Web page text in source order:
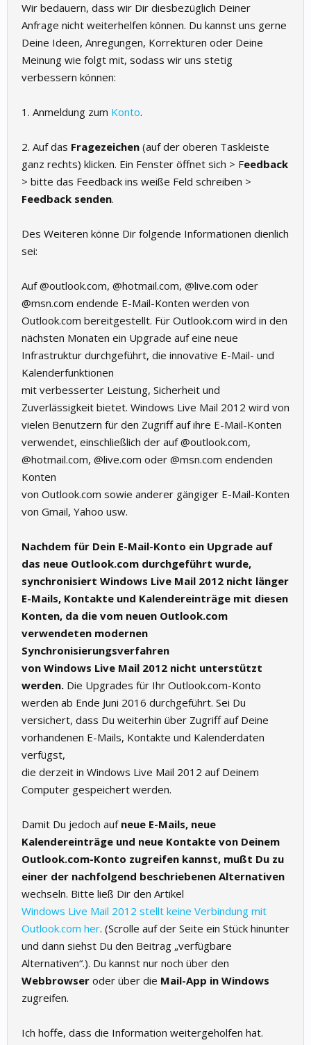
Wir bedauern, dass wir Dir diesbezüglich Deiner
Anfrage nicht weiterhelfen können. Du kannst uns gerne
Deine Ideen, Anregungen, Korrekturen oder Deine
Meinung wie folgt mit, sodass wir uns stetig
verbessern können:
1. Anmeldung zum Konto.
2. Auf das Fragezeichen (auf der oberen Taskleiste
ganz rechts) klicken. Ein Fenster öffnet sich > Feedback
> bitte das Feedback ins weiße Feld schreiben >
Feedback senden.
Des Weiteren könne Dir folgende Informationen dienlich
sei:
Auf @outlook.com, @hotmail.com, @live.com oder
@msn.com endende E-Mail-Konten werden von
Outlook.com bereitgestellt. Für Outlook.com wird in den
nächsten Monaten ein Upgrade auf eine neue
Infrastruktur durchgeführt, die innovative E-Mail- und
Kalenderfunktionen
mit verbesserter Leistung, Sicherheit und
Zuverlässigkeit bietet. Windows Live Mail 2012 wird von
vielen Benutzern für den Zugriff auf ihre E-Mail-Konten
verwendet, einschließlich der auf @outlook.com,
@hotmail.com, @live.com oder @msn.com endenden
Konten
von Outlook.com sowie anderer gängiger E-Mail-Konten
von Gmail, Yahoo usw.
Nachdem für Dein E-Mail-Konto ein Upgrade auf
das neue Outlook.com durchgeführt wurde,
synchronisiert Windows Live Mail 2012 nicht länger
E-Mails, Kontakte und Kalendereinträge mit diesen
Konten, da die vom neuen Outlook.com
verwendeten modernen
Synchronisierungsverfahren
von Windows Live Mail 2012 nicht unterstützt
werden. Die Upgrades für Ihr Outlook.com-Konto
werden ab Ende Juni 2016 durchgeführt. Sei Du
versichert, dass Du weiterhin über Zugriff auf Deine
vorhandenen E-Mails, Kontakte und Kalenderdaten
verfügst,
die derzeit in Windows Live Mail 2012 auf Deinem
Computer gespeichert werden.
Damit Du jedoch auf neue E-Mails, neue
Kalendereinträge und neue Kontakte von Deinem
Outlook.com-Konto zugreifen kannst, mußt Du zu
einer der nachfolgend beschriebenen Alternativen
wechseln. Bitte ließ Dir den Artikel
Windows Live Mail 2012 stellt keine Verbindung mit
Outlook.com her. (Scrolle auf der Seite ein Stück hinunter
und dann siehst Du den Beitrag „verfügbare
Alternativen“.). Du kannst nur noch über den
Webbrowser oder über die Mail-App in Windows
zugreifen.
Ich hoffe, dass die Information weitergeholfen hat.